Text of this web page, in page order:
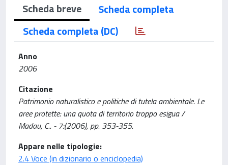
Scheda breve
Scheda completa
Scheda completa (DC)
Anno
2006
Citazione
Patrimonio naturalistico e politiche di tutela ambientale. Le
aree protette: una quota di territorio troppo esigua /
Madau, C.. - 7:(2006), pp. 353-355.
Appare nelle tipologie:
2.4 Voce (in dizionario o enciclopedia)